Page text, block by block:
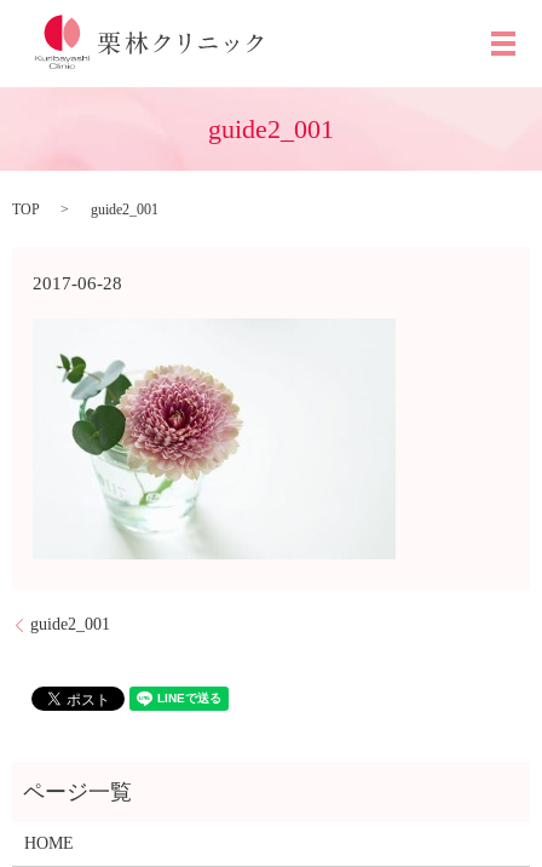
メ
guide2_001
TOP guide2_001
2017-06-28
guide2_001
HOME